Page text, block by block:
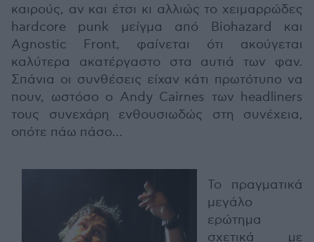
καιρούς, αν και έτσι κι αλλιώς το χειμαρρώδες
hardcore punk μείγμα από Biohazard και
Agnostic Front, φαίνεται ότι ακούγεται
καλύτερα ακατέργαστο στα αυτιά των φαν.
Σπάνια οι συνθέσεις είχαν κάτι πρωτότυπο να
πουν, ωστόσο ο Andy Cairnes των headliners
τους συνεχάρη ενθουσιωδώς στη συνέχεια,
οπότε πάω πάσο…
Το πραγματικά
μεγάλο
ερώτημα
σχετικά με